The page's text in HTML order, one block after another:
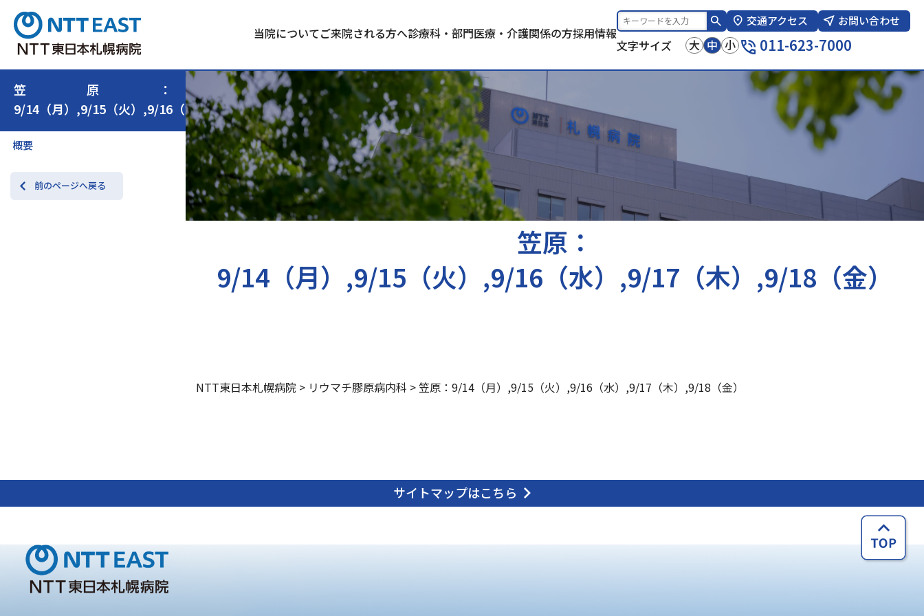
当院についてご来院される方へ診療科・部門医療・介護関係の方採用情報
交通アクセス お問い合わせ
文字サイズ 大 中 小 011-623-7000
笠原：
9/14（月）,9/15（火）,9/16（水）,9/17（木）,9/18（金）
概要
前のページへ戻る
笠原：
9/14（月）,9/15（火）,9/16（水）,9/17（木）,9/18（金）
NTT東日本札幌病院 > リウマチ膠原病内科 >笠原：9/14（月）,9/15（火）,9/16（水）,9/17（木）,9/18（金）
サイトマップはこちら